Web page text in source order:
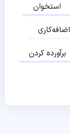
استخوان
اضافه‌کاری
برآورده کردن